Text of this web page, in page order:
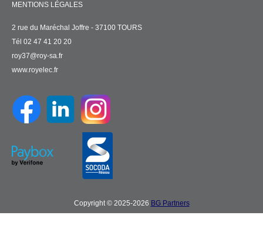
MENTIONS LÉGALES
2 rue du Maréchal Joffre - 37100 TOURS
Tél 02 47 41 20 20
roy37@roy-sa.fr
www.royelec.fr
Copyright © 2025-2026 BG Partners